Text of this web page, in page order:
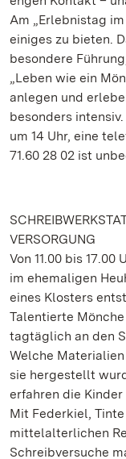
Am „Erlebnistag
einiges zu bieten.
besondere
„Leben wie ein
anlegen und
besonders
um 14 Uhr, eine
71.60 28 02 ist
VERSORGUNG
Von 11.00 bis
im ehemaligen
eines Klosters
Talentierte
tagtäglich an den
Welche
sie hergestellt
erfahren die
Mit Federkiel,
mittelalterlichen
Schreibversuche